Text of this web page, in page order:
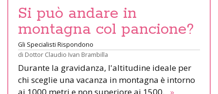
Si può andare in
montagna col pancione?
Gli Specialisti Rispondono
di Dottor Claudio Ivan Brambilla
Durante la gravidanza, l'altitudine ideale per
chi sceglie una vacanza in montagna è intorno